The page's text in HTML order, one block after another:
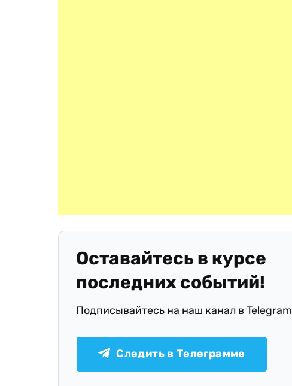
Оставайтесь в курсе
последних событий!
Подписывайтесь на наш канал в Telegram
Следить в Телеграмме